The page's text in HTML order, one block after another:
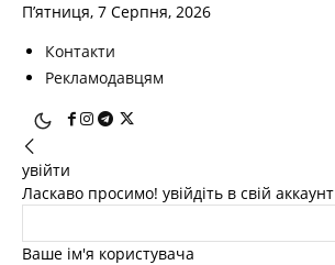
П’ятниця, 7 Серпня, 2026
Контакти
Рекламодавцям
увійти
Ласкаво просимо! увійдіть в свій аккаунт
Ваше ім'я користувача